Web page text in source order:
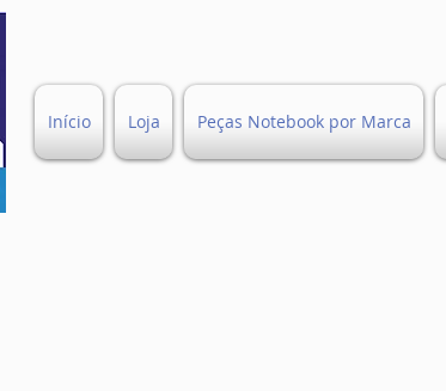
Início Loja Peças Notebook por Marca